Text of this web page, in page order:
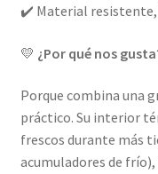
✔️ Material resistente,
💛 ¿Por qué nos
Porque combina una
práctico. Su interior
frescos durante más
acumuladores de